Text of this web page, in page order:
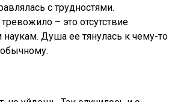
с трудностями.
– это отсутствие
наукам. Душа ее тянулась к чему-то